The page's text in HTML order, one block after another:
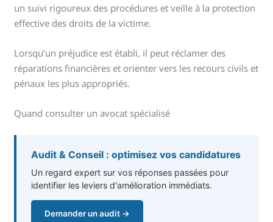
un suivi rigoureux des procédures et veille à la protection
effective des droits de la victime.
Lorsqu’un préjudice est établi, il peut réclamer des
réparations financières et orienter vers les recours civils et
pénaux les plus appropriés.
Quand consulter un avocat spécialisé
Audit & Conseil : optimisez vos candidatures
Un regard expert sur vos réponses passées pour
identifier les leviers d'amélioration immédiats.
Demander un audit →